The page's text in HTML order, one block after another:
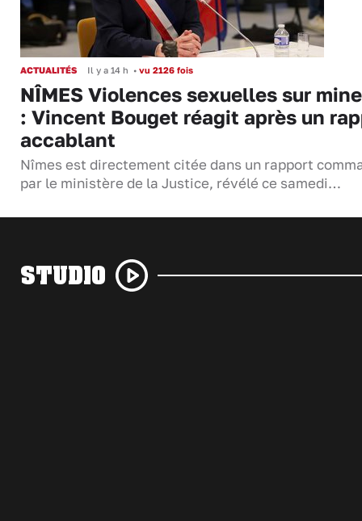
ACTUALITÉS Il y a 14 h • vu 2126 fois
NÎMES Violences sexuelles sur
: Vincent Bouget réagit après un
accablant
Nîmes est directement citée dans un rapport
par le ministère de la Justice, révélé ce samedi…
STUDIO